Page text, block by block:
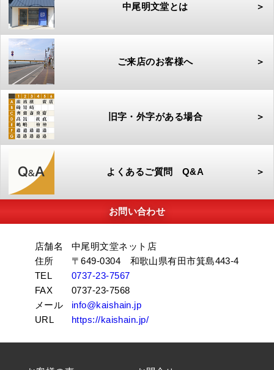
中尾明文堂とは ＞
ご来店のお客様へ ＞
旧字・外字がある場合 ＞
よくあるご質問 Q&A ＞
お問い合わせ
店舗名
中尾明文堂ネット店
住所
〒649-0304 和歌山県有田市箕島443-4
TEL
0737-23-7567
FAX
0737-23-7568
メール
info@kaishain.jp
URL
https://kaishain.jp/